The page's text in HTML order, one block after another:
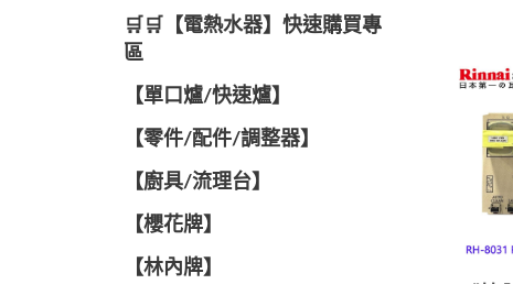
🛒🛒【電熱水器】快速購買專
區
【單口爐/快速爐】
【零件/配件/調整器】
【廚具/流理台】
【櫻花牌】
【林內牌】